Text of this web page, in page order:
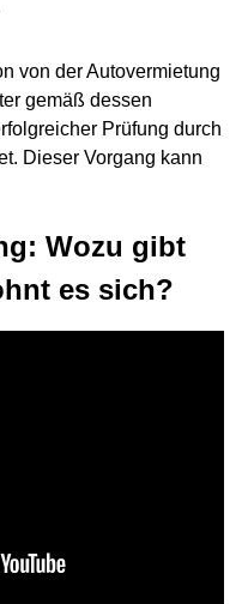
von der Autovermietung
gemäß dessen
Prüfung durch
Dieser Vorgang kann
Wozu gibt
es sich?